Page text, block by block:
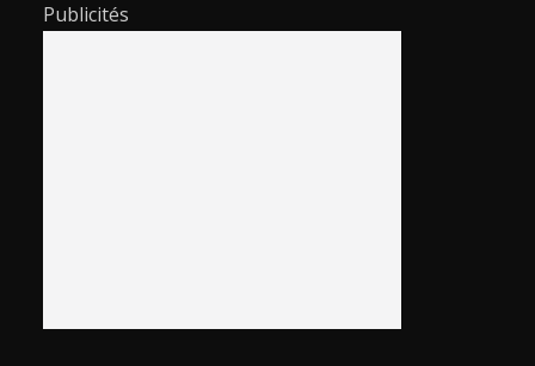
Publicités